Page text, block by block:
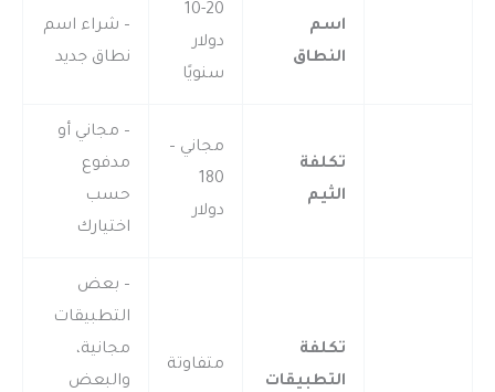
اسم
النطاق
10-20
دولار
سنويًا
– شراء اسم
نطاق جديد
تكلفة
الثيم
مجاني –
180
دولار
– مجاني أو
مدفوع
حسب
اختيارك
تكلفة
التطبيقات
متفاوتة
– بعض
التطبيقات
مجانية،
والبعض